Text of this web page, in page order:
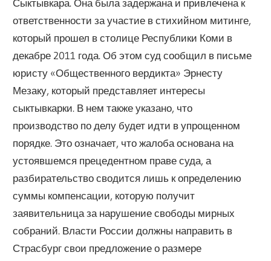
Сыктывкара. Она была задержана и привлечена к
ответственности за участие в стихийном митинге,
который прошел в столице Республики Коми в
декабре 2011 года. Об этом суд сообщил в письме
юристу «Общественного вердикта» Эрнесту
Мезаку, который представляет интересы
сыктывкарки. В нем также указано, что
производство по делу будет идти в упрощенном
порядке. Это означает, что жалоба основана на
устоявшемся прецедентном праве суда, а
разбирательство сводится лишь к определению
суммы компенсации, которую получит
заявительница за нарушение свободы мирных
собраний. Власти России должны направить в
Страсбург свои предложение о размере